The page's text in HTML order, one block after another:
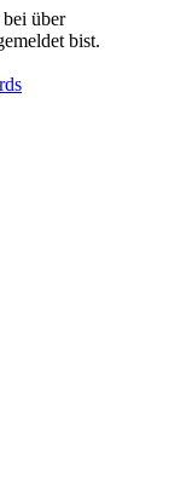
über
bist.